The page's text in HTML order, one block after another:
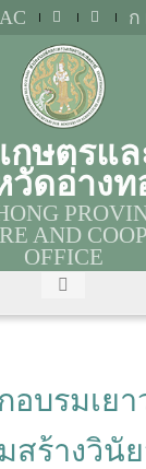
ก
กษตรแ
วัดอ่างท
AND
OFFICE
อบรมเย
สร้างวินั